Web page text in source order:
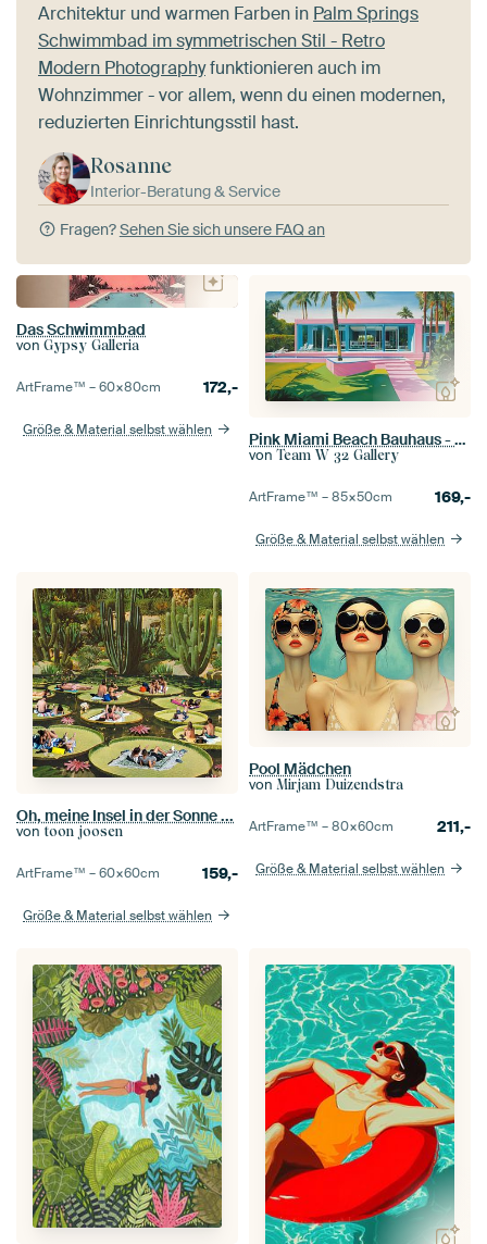
Architektur und warmen Farben in Palm Springs
Schwimmbad im symmetrischen Stil - Retro
Modern Photographyfunktionieren auch im
Wohnzimmer - vor allem, wenn du einen modernen,
reduzierten Einrichtungsstil hast.
Rosanne
Interior-Beratung & Service
Fragen?Sehen Sie sich unsere FAQ an
Das Schwimmbad
von Gypsy Galleria
ArtFrame™ –60×80cm 172,-
Größe & Material selbst wählen
Pink Miami Beach Bauhaus - Pop Art 103 by Kollektiv Team W 32 vs. Felix von Altersheim
von Team W 32 Gallery
ArtFrame™ –85×50cm 169,-
Größe & Material selbst wählen
Oh, meine Insel in der Sonne ...
von toon joosen
ArtFrame™ –60×60cm 159,-
Größe & Material selbst wählen
Pool Mädchen
von Mirjam Duizendstra
ArtFrame™ –80×60cm 211,-
Größe & Material selbst wählen